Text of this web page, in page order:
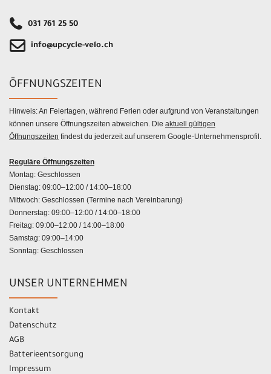
031 761 25 50
info@upcycle-velo.ch
ÖFFNUNGSZEITEN
Hinweis: An Feiertagen, während Ferien oder aufgrund von Veranstaltungen
können unsere Öffnungszeiten abweichen. Die aktuell gültigen
Öffnungszeiten findest du jederzeit auf unserem Google-Unternehmensprofil.
Reguläre Öffnungszeiten
Montag: Geschlossen
Dienstag: 09:00–12:00 / 14:00–18:00
Mittwoch: Geschlossen (Termine nach Vereinbarung)
Donnerstag: 09:00–12:00 / 14:00–18:00
Freitag: 09:00–12:00 / 14:00–18:00
Samstag: 09:00–14:00
Sonntag: Geschlossen
UNSER UNTERNEHMEN
Kontakt
Datenschutz
AGB
Batterieentsorgung
Impressum